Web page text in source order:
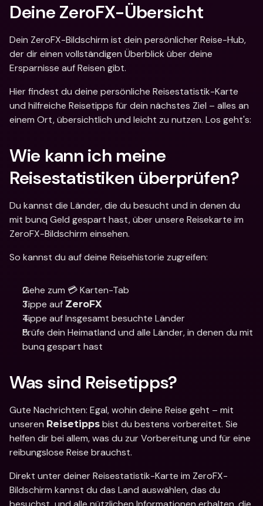
Deine ZeroFX-Übersicht
Dein ZeroFX-Bildschirm ist dein persönlicher Reise-Hub,
der dir einen vollständigen Überblick über deine
Ersparnisse auf Reisen gibt.
Hier findest du deine persönliche Reisestatistik-Karte
und hilfreiche Reisetipps für dein nächstes Ziel – alles an
einem Ort, übersichtlich und leicht zu nutzen. Los geht's:
Wie kann ich meine
Reisestatistiken überprüfen?
Du kannst die Länder, die du besucht und in denen du
mit bunq Geld gespart hast, über unsere Reisekarte im
ZeroFX-Bildschirm einsehen.
So kannst du auf deine Reisehistorie zugreifen:
Gehe zum 💳 Karten-Tab
Tippe auf ZeroFX
Tippe auf Insgesamt besuchte Länder
Prüfe dein Heimatland und alle Länder, in denen du mit
bunq gespart hast
Was sind Reisetipps?
Gute Nachrichten: Egal, wohin deine Reise geht – mit
unseren Reisetipps bist du bestens vorbereitet. Sie
helfen dir bei allem, was du zur Vorbereitung und für eine
reibungslose Reise brauchst.
Direkt unter deiner Reisestatistik-Karte im ZeroFX-
Bildschirm kannst du das Land auswählen, das du